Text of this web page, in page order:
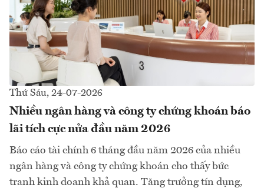
Thứ Sáu, 24-07-2026
Nhiều ngân hàng và công ty chứng khoán báo
lãi tích cực nửa đầu năm 2026
Báo cáo tài chính 6 tháng đầu năm 2026 của nhiều
ngân hàng và công ty chứng khoán cho thấy bức
tranh kinh doanh khả quan. Tăng trưởng tín dụng,